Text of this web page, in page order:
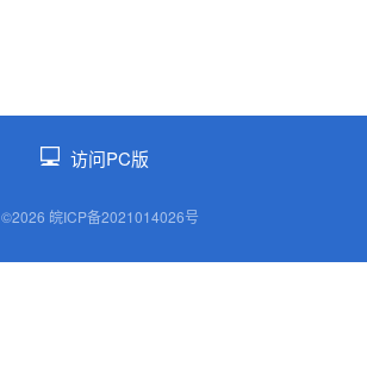
访问PC版
©2026 皖ICP备2021014026号